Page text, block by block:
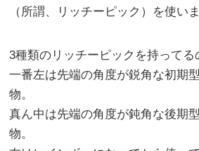
（所謂、リッチーピック）を使いま
3種類のリッチーピックを持ってる
一番左は先端の角度が鋭角な初期
物。
真ん中は先端の角度が鈍角な後期
物。